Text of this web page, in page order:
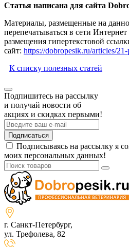
Статья написана для сайта
Материалы, размещенные на
перепечатываться в сети
размещения гипертекстовой
сайт: https://dobropesik.ru/articles/
К списку полезных статей
Подпишитесь на рассылку
и получай новости об
акциях и скидках первыми!
Подписаться
Подписываясь на рассылку я
моих персональных данных!
г. Санкт-Петербург,
ул. Трефолева, 82